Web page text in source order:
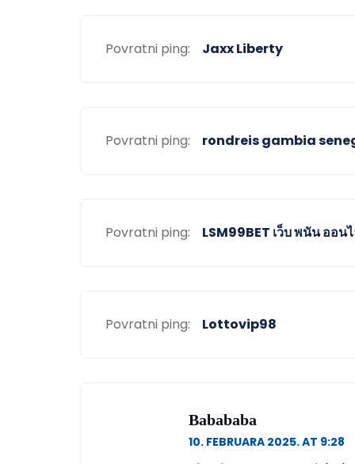
Povratni ping: Jaxx Liberty
Povratni ping: rondreis gambia
Povratni ping: LSM99BET เว็บ พนัน ออน
Povratni ping: Lottovip98
Babababa
10. FEBRUARA 2025. AT 9:28